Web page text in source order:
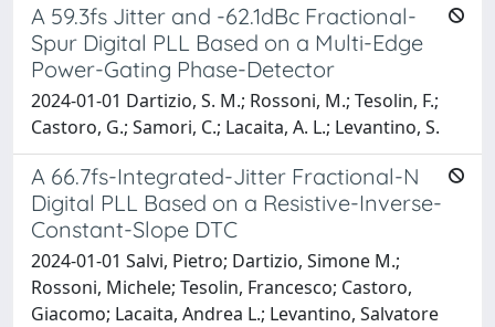
A 59.3fs Jitter and -62.1dBc Fractional-
Spur Digital PLL Based on a Multi-Edge
Power-Gating Phase-Detector
2024-01-01 Dartizio, S. M.; Rossoni, M.; Tesolin, F.;
Castoro, G.; Samori, C.; Lacaita, A. L.; Levantino, S.
A 66.7fs-Integrated-Jitter Fractional-N
Digital PLL Based on a Resistive-Inverse-
Constant-Slope DTC
2024-01-01 Salvi, Pietro; Dartizio, Simone M.;
Rossoni, Michele; Tesolin, Francesco; Castoro,
Giacomo; Lacaita, Andrea L.; Levantino, Salvatore